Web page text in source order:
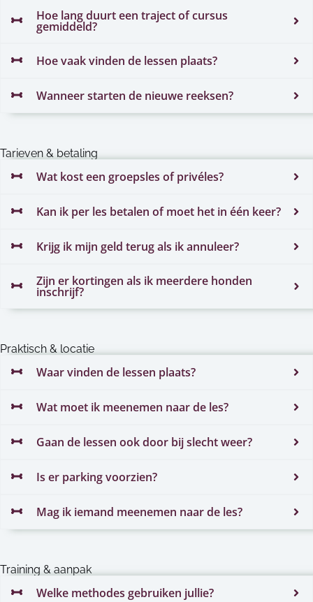
Hoe lang duurt een traject of cursus
gemiddeld?
Hoe vaak vinden de lessen plaats?
Wanneer starten de nieuwe reeksen?
Tarieven & betaling
Wat kost een groepsles of privéles?
Kan ik per les betalen of moet het in één keer?
Krijg ik mijn geld terug als ik annuleer?
Zijn er kortingen als ik meerdere honden
inschrijf?
Praktisch & locatie
Waar vinden de lessen plaats?
Wat moet ik meenemen naar de les?
Gaan de lessen ook door bij slecht weer?
Is er parking voorzien?
Mag ik iemand meenemen naar de les?
Training & aanpak
Welke methodes gebruiken jullie?